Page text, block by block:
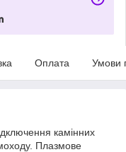
Оплата Умови
камінних
Плазмове